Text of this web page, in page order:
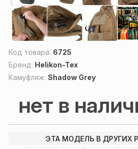
Код товара: 6725
Бренд: Helikon-Tex
Камуфляж: Shadow Grey
нет в
ЭТА МОДЕЛЬ В ДРУГИХ